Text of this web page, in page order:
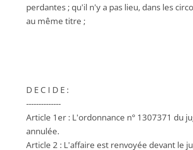
perdantes ; qu'il n'y a pas lieu, dans les
au même titre ;
D E C I D E :
--------------
Article 1er : L'ordonnance n° 1307371 du
annulée.
Article 2 : L'affaire est renvoyée devant le